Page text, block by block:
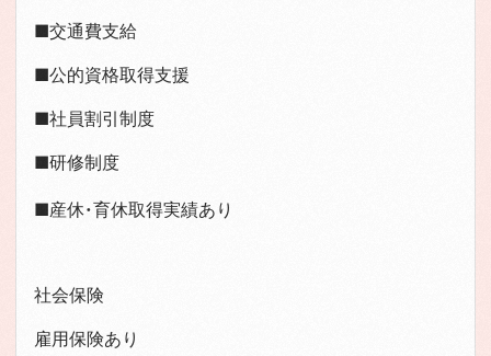
■交通費支給
■公的資格取得支援
■社員割引制度
■研修制度
■産休・育休取得実績あり
社会保険
雇用保険あり